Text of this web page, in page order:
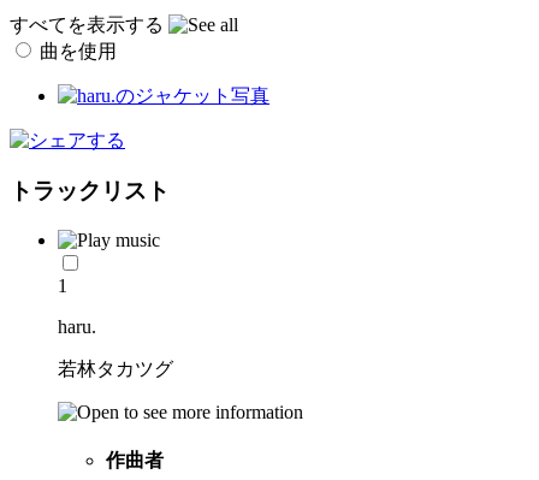
すべてを表示する
曲を使用
トラックリスト
1
haru.
若林タカツグ
作曲者